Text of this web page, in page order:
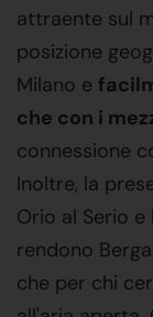
attraente sul
posizione
Milano e
che con i
connessione
Inoltre, la
Orio al Serio e
rendono
che per chi